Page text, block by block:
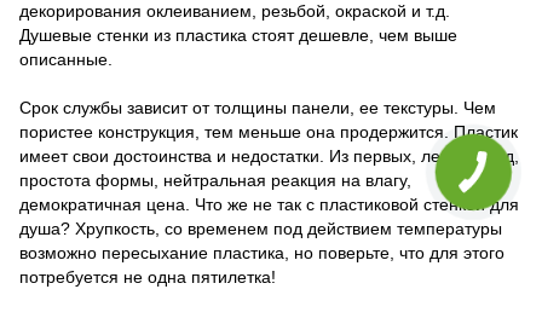
декорирования оклеиванием, резьбой, окраской и т.д.
Душевые стенки из пластика стоят дешевле, чем выше
описанные.
Срок службы зависит от толщины панели, ее текстуры. Чем
пористее конструкция, тем меньше она продержится. Пластик
имеет свои достоинства и недостатки. Из первых, легкий уход,
простота формы, нейтральная реакция на влагу,
демократичная цена. Что же не так с пластиковой стенкой для
душа? Хрупкость, со временем под действием температуры
возможно пересыхание пластика, но поверьте, что для этого
потребуется не одна пятилетка!